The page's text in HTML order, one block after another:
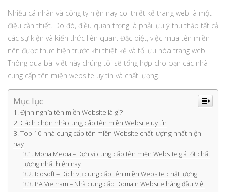
Nhiều cá nhân và công ty hiện nay coi thiết kế trang web là một
điều cần thiết. Do đó, điều quan trọng là phải lưu ý thu thập tất cả
các sự kiện và kiến thức liên quan. Đặc biệt, việc mua tên miền
nên được thực hiện trước khi thiết kế và tối ưu hóa trang web.
Thông qua bài viết này chúng tôi sẽ tổng hợp cho bạn các nhà
cung cấp tên miền website uy tín và chất lượng.
Mục lục
Định nghĩa tên miền Website là gì?
Cách chọn nhà cung cấp tên miền Website uy tín
Top 10 nhà cung cấp tên miền Website chất lượng nhất hiện
nay
Mona Media – Đơn vị cung cấp tên miền Website giá tốt chất
lượng nhất hiện nay
Icosoft – Dịch vụ cung cấp tên miền Website chất lượng
PA Vietnam – Nhà cung cấp Domain Website hàng đầu Việt